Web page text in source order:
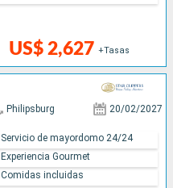
US$ 2,627 +Tasas
Philipsburg 20/02/2027
Servicio de mayordomo 24/24
Experiencia Gourmet
Comidas incluidas